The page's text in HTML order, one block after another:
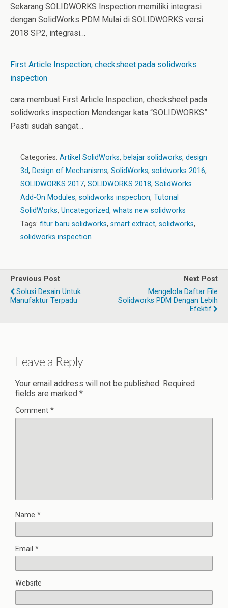
Sekarang SOLIDWORKS Inspection memiliki integrasi
dengan SolidWorks PDM Mulai di SOLIDWORKS versi
2018 SP2, integrasi…
First Article Inspection, checksheet pada solidworks
inspection
cara membuat First Article Inspection, checksheet pada
solidworks inspection Mendengar kata “SOLIDWORKS”
Pasti sudah sangat…
Categories: Artikel SolidWorks, belajar solidworks, design
3d, Design of Mechanisms, SolidWorks, solidworks 2016,
SOLIDWORKS 2017, SOLIDWORKS 2018, SolidWorks
Add-On Modules, solidworks inspection, Tutorial
SolidWorks, Uncategorized, whats new solidworks
Tags: fitur baru solidworks, smart extract, solidworks,
solidworks inspection
Previous Post
Solusi Desain Untuk
Manufaktur Terpadu
Next Post
Mengelola Daftar File
Solidworks PDM Dengan Lebih
Efektif
Leave a Reply
Your email address will not be published. Required
fields are marked *
Comment *
Name *
Email *
Website